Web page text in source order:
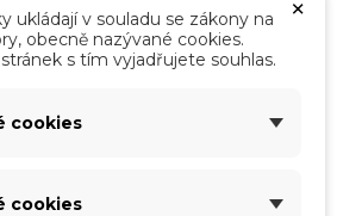
který rozhýbe vaše děti, nebo
je právě plavání považováno
aktivit pro mladé lidi,
určené právě vám.
a praxe
×
ukládají v souladu se zákony na
obecně nazývané cookies.
s tím vyjadřujete souhlas.
cookies
cookies